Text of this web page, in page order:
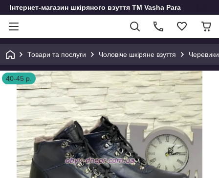
Інтернет-магазин шкіряного взуття ТМ Vasha Para
Товари та послуги Чоловіче шкіряне взуття
40-45 р.